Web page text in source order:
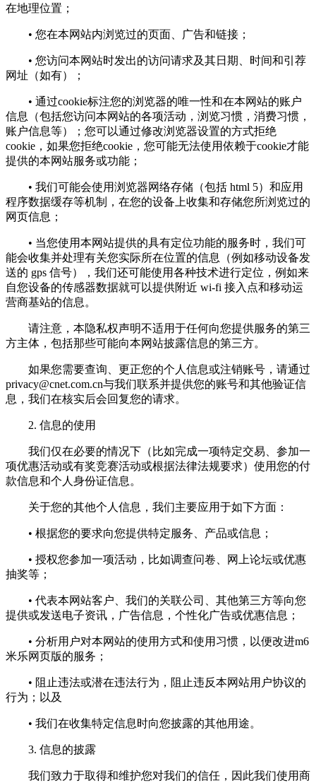
在地理位置；
• 您在本网站内浏览过的页面、广告和链接；
• 您访问本网站时发出的访问请求及其日期、时间和引荐
网址（如有）；
• 通过cookie标注您的浏览器的唯一性和在本网站的账户
信息（包括您访问本网站的各项活动，浏览习惯，消费习惯，
账户信息等）；您可以通过修改浏览器设置的方式拒绝
cookie，如果您拒绝cookie，您可能无法使用依赖于cookie才能
提供的本网站服务或功能；
• 我们可能会使用浏览器网络存储（包括 html 5）和应用
程序数据缓存等机制，在您的设备上收集和存储您所浏览过的
网页信息；
• 当您使用本网站提供的具有定位功能的服务时，我们可
能会收集并处理有关您实际所在位置的信息（例如移动设备发
送的 gps 信号），我们还可能使用各种技术进行定位，例如来
自您设备的传感器数据就可以提供附近 wi-fi 接入点和移动运
营商基站的信息。
请注意，本隐私权声明不适用于任何向您提供服务的第三
方主体，包括那些可能向本网站披露信息的第三方。
如果您需要查询、更正您的个人信息或注销账号，请通过
privacy@cnet.com.cn与我们联系并提供您的账号和其他验证信
息，我们在核实后会回复您的请求。
2. 信息的使用
我们仅在必要的情况下（比如完成一项特定交易、参加一
项优惠活动或有奖竞赛活动或根据法律法规要求）使用您的付
款信息和个人身份证信息。
关于您的其他个人信息，我们主要应用于如下方面：
• 根据您的要求向您提供特定服务、产品或信息；
• 授权您参加一项活动，比如调查问卷、网上论坛或优惠
抽奖等；
• 代表本网站客户、我们的关联公司、其他第三方等向您
提供或发送电子资讯，广告信息，个性化广告或优惠信息；
• 分析用户对本网站的使用方式和使用习惯，以便改进m6
米乐网页版的服务；
• 阻止违法或潜在违法行为，阻止违反本网站用户协议的
行为；以及
• 我们在收集特定信息时向您披露的其他用途。
3. 信息的披露
我们致力于取得和维护您对我们的信任，因此我们使用商